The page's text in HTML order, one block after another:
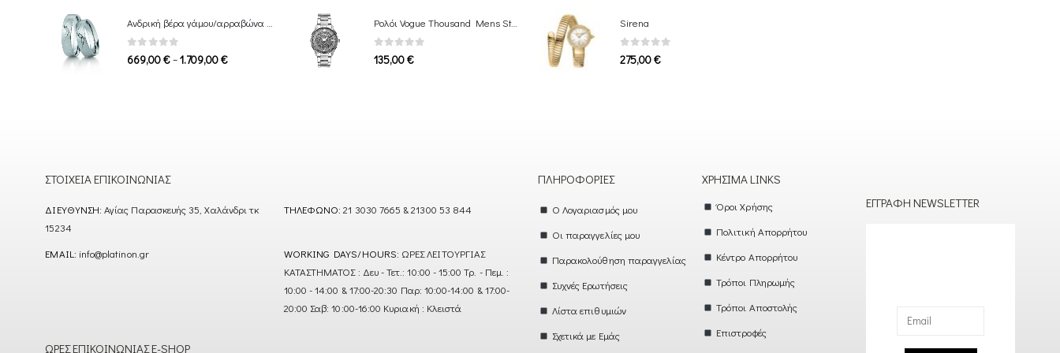
through
0 out of 5
669,00€ – 1.709,00€Price
Ρολόι Vogue Thousand Mens Stainless Bracelet
0out of 5
135,00€
Sirena
0out of 5
275,00€
ΣΤΟΙΧΕΊΑ ΕΠΙΚΟΙΝΩΝΊΑΣ
ΔΙΕΎΘΥΝΣΗ: Αγίας Παρασκευής 35, Χαλάνδρι τκ
15234
ΤΗΛΈΦΩΝΟ: 21 3030 7665 & 21300 53 844
EMAIL: info@platinon.gr WORKING DAYS/HOURS: ΩΡΕΣ ΛΕΙΤΟΥΡΓΙΑΣ
ΚΑΤΑΣΤΗΜΑΤΟΣ : Δευ - Τετ.: 10:00 - 15:00 Τρ. - Πεμ. :
10:00 - 14:00 & 17:00-20:30 Παρ: 10:00-14:00 & 17:00-
20:00 Σαβ: 10:00-16:00 Κυριακή : Κλειστά
ΏΡΕΣ ΕΠΙΚΟΙΝΩΝΊΑΣ E-SHOP
ΠΛΗΡΟΦΟΡΊΕΣ
Ο Λογαριασμός μου
Οι παραγγελίες μου
Παρακολούθηση παραγγελίας
Συχνές Ερωτήσεις
Λίστα επιθυμιών
Σχετικά με Εμάς
ΧΡΉΣΙΜΑ LINKS
Όροι Χρήσης
Πολιτική Απορρήτου
Κέντρο Απορρήτου
Τρόποι Πληρωμής
Τρόποι Αποστολής
Επιστροφές
ΕΓΓΡΑΦΉ NEWSLETTER